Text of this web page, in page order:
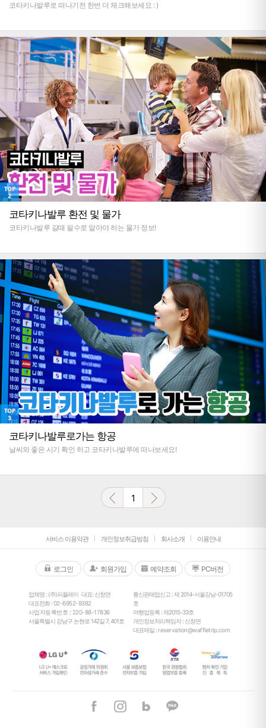
코타키나발루로 떠나기전 한번 더 체크해보세요 : )
TOP
2
코타키나발루 환전 및 물가
코타키나발루 갈때 필수로 알아야 하는 물가 정보!
TOP
3
코타키나발루로가는 항공
날씨와 좋은 시기 확인 하고 코타키나발루에 떠나보세요!
1
서비스 이용약관 개인정보취급방침 회사소개 이용안내
로그인 회원가입 예약조회 PC버전
업체명 : (주)피플레이 대표: 신창면
대표전화 :02-6952-9382
사업자등록번호 : 220-88-17836
서울특별시 강남구 논현로 142길 7, 401호
통신판매업신고 : 제 2014-서울강남-01705
호
여행업등록 : 제2015-33호
개인정보처리책임자 : 신창면
대표메일 :reservation@waffletrip.com